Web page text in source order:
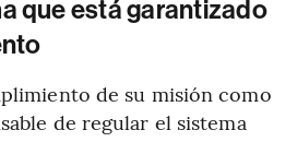
que está garantizado
de su misión como
de regular el sistema